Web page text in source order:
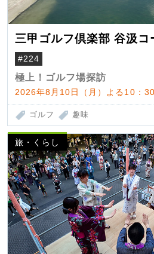
三甲ゴルフ倶楽部 谷汲
#224
極上！ゴルフ場探訪
2026年8月10日（月）よる10：
ゴルフ 趣味
旅・くらし